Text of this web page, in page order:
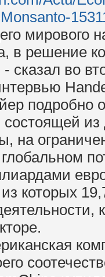
мирового
в решение
сказал во
подробно
состоящей
на
которых